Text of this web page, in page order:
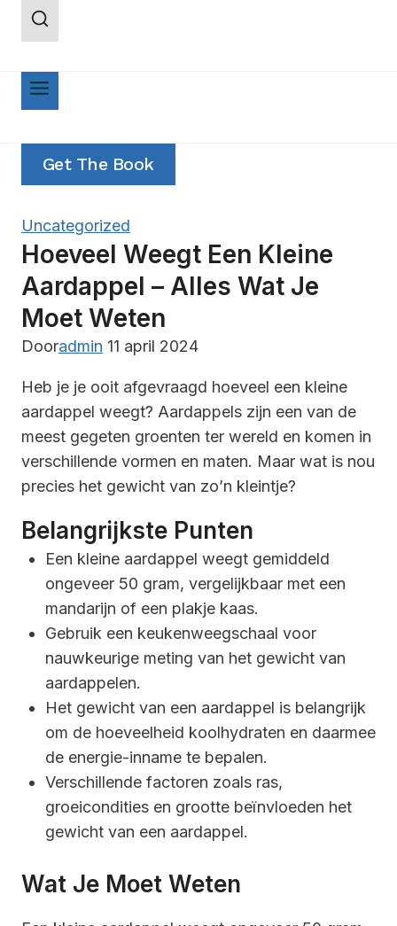
Doorgaan
Get The Book
Uncategorized
Hoeveel Weegt Een Kleine
Aardappel – Alles Wat Je
Moet Weten
Dooradmin 11 april 2024
Heb je je ooit afgevraagd hoeveel een kleine
aardappel weegt? Aardappels zijn een van de
meest gegeten groenten ter wereld en komen in
verschillende vormen en maten. Maar wat is nou
precies het gewicht van zo’n kleintje?
Belangrijkste Punten
Een kleine aardappel weegt gemiddeld
ongeveer 50 gram, vergelijkbaar met een
mandarijn of een plakje kaas.
Gebruik een keukenweegschaal voor
nauwkeurige meting van het gewicht van
aardappelen.
Het gewicht van een aardappel is belangrijk
om de hoeveelheid koolhydraten en daarmee
de energie-inname te bepalen.
Verschillende factoren zoals ras,
groeicondities en grootte beïnvloeden het
gewicht van een aardappel.
Wat Je Moet Weten